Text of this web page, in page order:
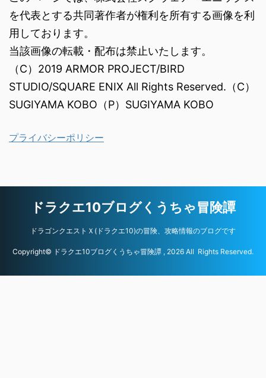
を代表とする共同著作者が権利を所有する画像を利
用しております。
当該画像の転載・配布は禁止いたします。
（C）2019 ARMOR PROJECT/BIRD
STUDIO/SQUARE ENIX All Rights Reserved.（C）
SUGIYAMA KOBO（P）SUGIYAMA KOBO
プライバシーポリシー
ドラクエ10ブログくうちゃ冒険譚
ドラゴンクエストＸ(ドラクエ10)の冒険、攻略情報のブログです
Copyright© ドラクエ10ブログくうちゃ冒険譚 , 2026 All Rights Reserved.